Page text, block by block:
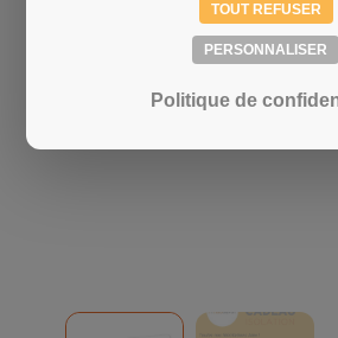
TOUT REFUSER
PERSONNALISER
Politique de